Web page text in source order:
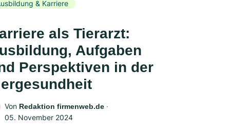
& Karriere
als Tierarzt:
Aufgaben
Perspektiven in der
Von Redaktion firmenweb.de ‧
05. November 2024